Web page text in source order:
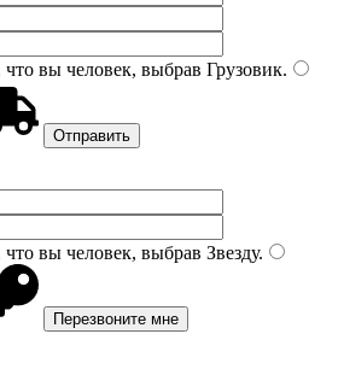
вы человек, выбрав Грузовик.
вы человек, выбрав Звезду.